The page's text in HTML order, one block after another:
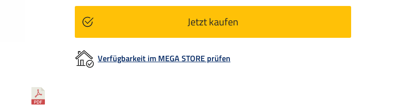
Jetzt kaufen
Verfügbarkeit im MEGA STORE prüfen